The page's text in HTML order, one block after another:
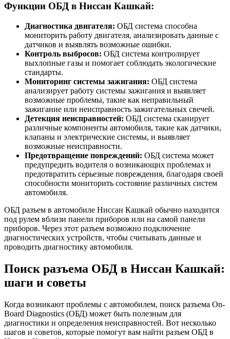
Функции ОБД в Ниссан Кашкай:
Диагностика двигателя: ОБД система способна
мониторить работу двигателя, анализировать данные с
датчиков и выявлять возможные ошибки.
Контроль выбросов: ОБД система контролирует
выхлопные газы и помогает соблюдать экологические
стандарты.
Мониторинг системы зажигания: ОБД система
анализирует работу системы зажигания и выявляет
возможные проблемы, такие как неправильный
зажигание или неисправность зажигательных свечей.
Детекция неисправностей: ОБД система сканирует
различные компоненты автомобиля, такие как датчики,
клапаны и электрические системы, и выявляет
возможные неисправности.
Предотвращение повреждений: ОБД система может
предупредить водителя о возникающих проблемах и
предотвратить серьезные повреждения, благодаря своей
способности мониторить состояние различных систем
автомобиля.
ОБД разъем в автомобиле Ниссан Кашкай обычно находится
под рулем вблизи панели приборов или на самой панели
приборов. Через этот разъем возможно подключение
диагностических устройств, чтобы считывать данные и
проводить диагностику автомобиля.
Поиск разъема ОБД в Ниссан Кашкай:
шаги и советы
Когда возникают проблемы с автомобилем, поиск разъема On-
Board Diagnostics (ОБД) может быть полезным для
диагностики и определения неисправностей. Вот несколько
шагов и советов, которые помогут вам найти разъем ОБД в